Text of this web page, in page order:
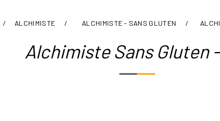
/ ALCHIMISTE / ALCHIMISTE - SANS GLUTEN /
Alchimiste Sans Gluten